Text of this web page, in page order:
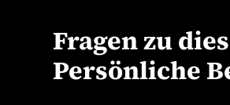
Fragen zu
Persönliche